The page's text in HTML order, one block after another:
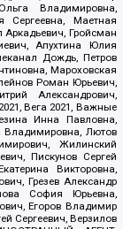
Владимировна,
Маетная
Аркадьевич, Гройсман
Апухтина Юлия
Дождь, Петров
Мароховская
Роман Юрьевич,
Александрович,
Вега 2021, Важные
Инна Павловна,
Владимировна, Лютов
Жилинский
Пискунов Сергей
Викторовна,
Грезев Александр
София Юрьевна,
Егоров Владимир
Сергеевич, Верзилов